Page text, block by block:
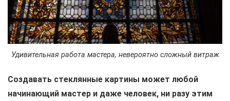
Удивительная работа мастера, невероятно сложный витраж
Создавать стеклянные картины может любой
начинающий мастер и даже человек, ни разу этим